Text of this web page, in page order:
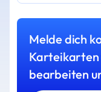
Melde dich
Karteikarten
bearbeiten